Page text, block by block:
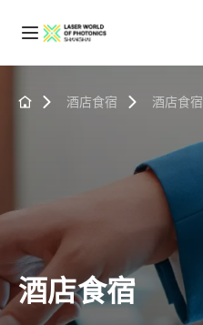
酒店食宿 酒店食宿
酒店食宿